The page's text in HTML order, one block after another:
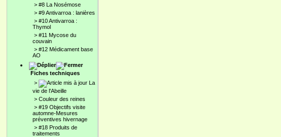
> #8 La Nosémose
> #9 Antivarroa : lanières
> #10 Antivarroa :
Thymol
> #11 Mycose du
couvain
> #12 Médicament base
AO
Fiches techniques
>
La
vie de l'Abeille
> Couleur des reines
> #19 Objectifs visite
automne-Mesures
préventives hivernage
> #18 Produits de
traitements